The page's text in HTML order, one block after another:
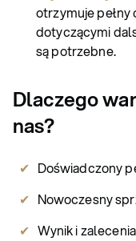
otrzymuje pełny
dotyczącymi
są potrzebne.
Dlaczego
nas?
Doświadczony
Nowoczesny
Wynik i